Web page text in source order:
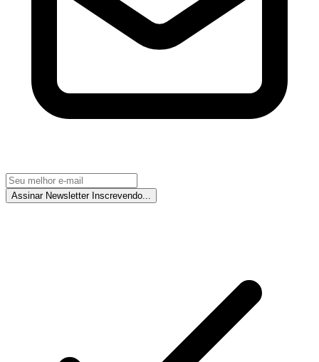
Assinar Newsletter Inscrevendo...